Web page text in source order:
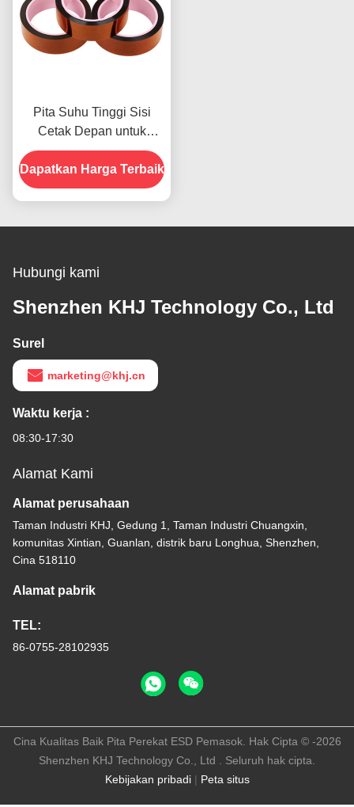
Pita Suhu Tinggi Sisi
Cetak Depan untuk
Produk Dalam Stok
Dapatkan Harga Terbaik
Hubungi kami
Shenzhen KHJ Technology Co., Ltd
Surel
marketing@khj.cn
Waktu kerja :
08:30-17:30
Alamat Kami
Alamat perusahaan
Taman Industri KHJ, Gedung 1, Taman Industri Chuangxin,
komunitas Xintian, Guanlan, distrik baru Longhua, Shenzhen,
Cina 518110
Alamat pabrik
TEL:
86-0755-28102935
Kebijakan pribadi| Peta situs
Cina Kualitas Baik Pita Perekat ESD Pemasok. Hak Cipta © -2026
Shenzhen KHJ Technology Co., Ltd . Seluruh hak cipta.